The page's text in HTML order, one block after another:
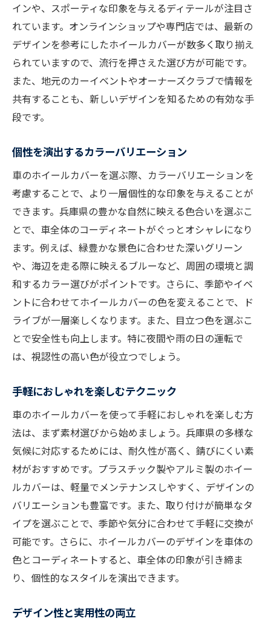
インや、スポーティな印象を与えるディテールが注目さ
れています。オンラインショップや専門店では、最新の
デザインを参考にしたホイールカバーが数多く取り揃え
られていますので、流行を押さえた選び方が可能です。
また、地元のカーイベントやオーナーズクラブで情報を
共有することも、新しいデザインを知るための有効な手
段です。
個性を演出するカラーバリエーション
車のホイールカバーを選ぶ際、カラーバリエーションを
考慮することで、より一層個性的な印象を与えることが
できます。兵庫県の豊かな自然に映える色合いを選ぶこ
とで、車全体のコーディネートがぐっとオシャレになり
ます。例えば、緑豊かな景色に合わせた深いグリーン
や、海辺を走る際に映えるブルーなど、周囲の環境と調
和するカラー選びがポイントです。さらに、季節やイベ
ントに合わせてホイールカバーの色を変えることで、ド
ライブが一層楽しくなります。また、目立つ色を選ぶこ
とで安全性も向上します。特に夜間や雨の日の運転で
は、視認性の高い色が役立つでしょう。
手軽におしゃれを楽しむテクニック
車のホイールカバーを使って手軽におしゃれを楽しむ方
法は、まず素材選びから始めましょう。兵庫県の多様な
気候に対応するためには、耐久性が高く、錆びにくい素
材がおすすめです。プラスチック製やアルミ製のホイー
ルカバーは、軽量でメンテナンスしやすく、デザインの
バリエーションも豊富です。また、取り付けが簡単なタ
イプを選ぶことで、季節や気分に合わせて手軽に交換が
可能です。さらに、ホイールカバーのデザインを車体の
色とコーディネートすると、車全体の印象が引き締ま
り、個性的なスタイルを演出できます。
デザイン性と実用性の両立